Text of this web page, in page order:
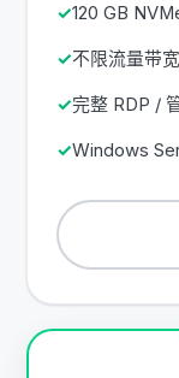
120 GB
不限流量带宽
完整 RDP /
Windows